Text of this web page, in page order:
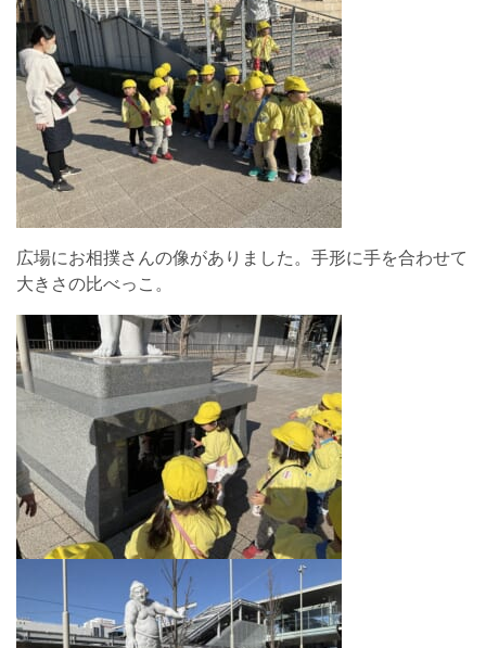
広場にお相撲さんの像がありました。手形に手を合わせて
大きさの比べっこ。